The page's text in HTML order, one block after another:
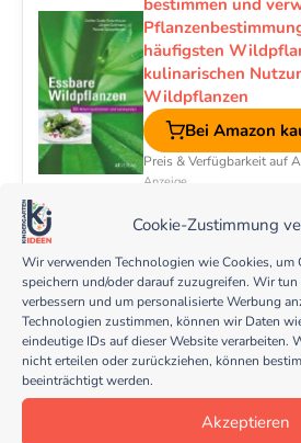
Cookie-Zustimmung
Wir verwenden Technologien wie Cookies, um
speichern und/oder darauf zuzugreifen. Wir
verbessern und um personalisierte Werbung
Technologien zustimmen, können wir Daten
eindeutige IDs auf dieser Website verarbeiten.
nicht erteilen oder zurückziehen, können
beeinträchtigt werden.
Akzeptieren
bestimmen und
häufigsten
kulinarischen
Wildpflanzen
Bei Amazon
Preis & Verfügbarkeit auf
Anzeige
Teile diesen